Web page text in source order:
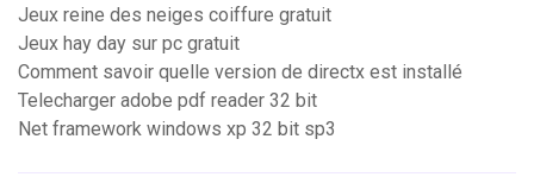
Jeux reine des neiges coiffure gratuit
Jeux hay day sur pc gratuit
Comment savoir quelle version de directx est installé
Telecharger adobe pdf reader 32 bit
Net framework windows xp 32 bit sp3